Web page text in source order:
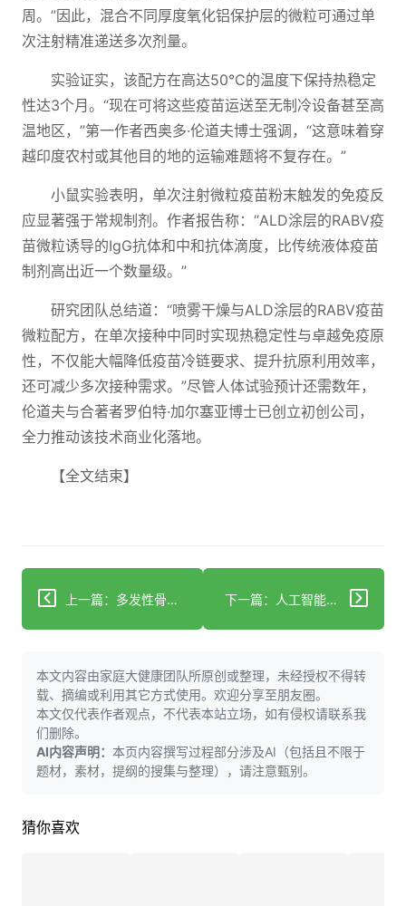
周。”因此，混合不同厚度氧化铝保护层的微粒可通过单
次注射精准递送多次剂量。
实验证实，该配方在高达50°C的温度下保持热稳定
性达3个月。“现在可将这些疫苗运送至无制冷设备甚至高
温地区，”第一作者西奥多·伦道夫博士强调，“这意味着穿
越印度农村或其他目的地的运输难题将不复存在。”
小鼠实验表明，单次注射微粒疫苗粉末触发的免疫反
应显著强于常规制剂。作者报告称：“ALD涂层的RABV疫
苗微粒诱导的IgG抗体和中和抗体滴度，比传统液体疫苗
制剂高出近一个数量级。”
研究团队总结道：“喷雾干燥与ALD涂层的RABV疫苗
微粒配方，在单次接种中同时实现热稳定性与卓越免疫原
性，不仅能大幅降低疫苗冷链要求、提升抗原利用效率，
还可减少多次接种需求。”尽管人体试验预计还需数年，
伦道夫与合著者罗伯特·加尔塞亚博士已创立初创公司，
全力推动该技术商业化落地。
【全文结束】
上一篇：多发性骨髓瘤：新型四联疗法降低毒性 下一篇：人工智能在医药商业化中已如何应用
本文内容由家庭大健康团队所原创或整理，未经授权不得转
载、摘编或利用其它方式使用。欢迎分享至朋友圈。
本文仅代表作者观点，不代表本站立场，如有侵权请联系我
们删除。
AI内容声明： 本页内容撰写过程部分涉及AI（包括且不限于
题材，素材，提纲的搜集与整理），请注意甄别。
猜你喜欢